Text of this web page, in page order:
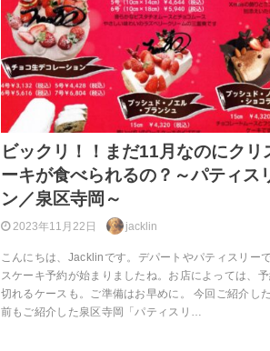
ビックリ！！まだ11月なのにクリ
ーキが食べられるの？～パティス
ン／泉区寺岡～
2023年11月22日 jacklin
こんにちは、Jacklinです。デパートやパティスリー
スケーキ予約が始まりましたね。お店によっては、予
切れるケースも。ご準備はお早めに。 今回ご紹介し
前もご紹介した泉区寺岡「パティスリ…